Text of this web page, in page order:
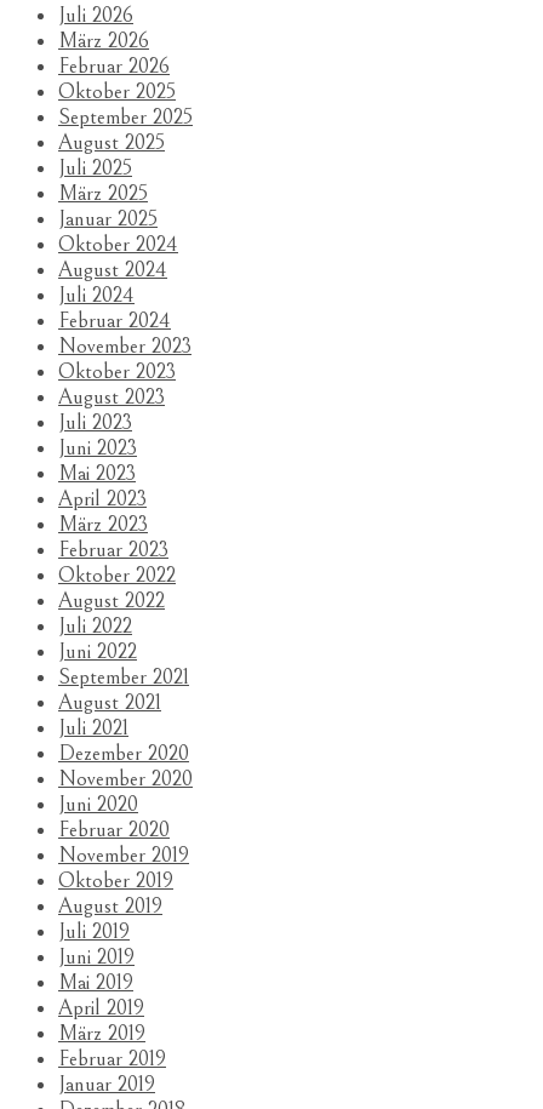
Juli 2026
März 2026
Februar 2026
Oktober 2025
September 2025
August 2025
Juli 2025
März 2025
Januar 2025
Oktober 2024
August 2024
Juli 2024
Februar 2024
November 2023
Oktober 2023
August 2023
Juli 2023
Juni 2023
Mai 2023
April 2023
März 2023
Februar 2023
Oktober 2022
August 2022
Juli 2022
Juni 2022
September 2021
August 2021
Juli 2021
Dezember 2020
November 2020
Juni 2020
Februar 2020
November 2019
Oktober 2019
August 2019
Juli 2019
Juni 2019
Mai 2019
April 2019
März 2019
Februar 2019
Januar 2019